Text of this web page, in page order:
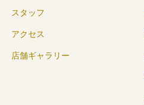
スタッフ
アクセス
店舗ギャラリー